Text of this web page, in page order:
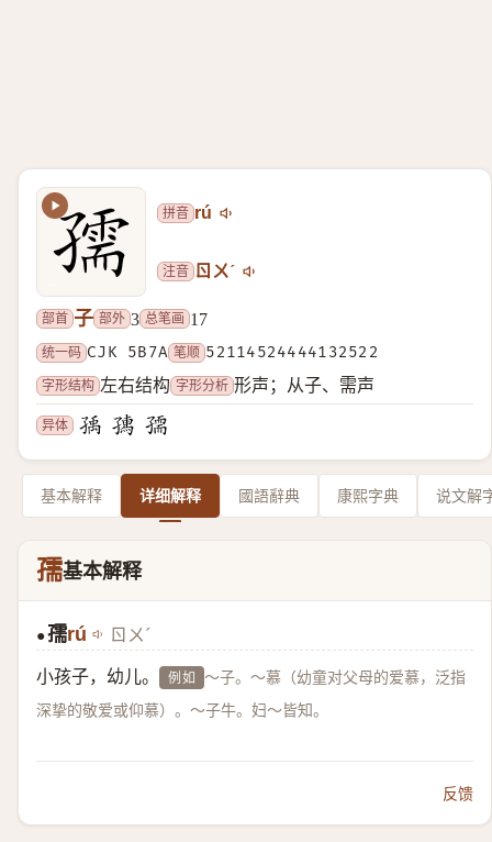
拼音 rú
注音 ㄖㄨˊ
部首 子 部外 3 总笔画 17
统一码 CJK 5B7A 笔顺 52114524444132522
字形结构 左右结构 字形分析 形声；从子、需声
异体
基本解释 详细解释 國語辭典 康熙字典 说文解
孺基本解释
●孺rú ㄖㄨˊ
小孩子，幼儿。 例如 ～子。～慕（幼童对父母的爱慕，泛指
深挚的敬爱或仰慕）。～子牛。妇～皆知。
反馈